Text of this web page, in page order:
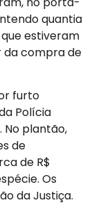
quantia
estiveram
compra de
furto
Polícia
No plantão,
de
de R$
Os
da Justiça.